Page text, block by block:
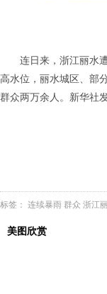
连日来，浙江丽水
高水位，丽水城区、部
群众两万余人。新华社
标签： 连续暴雨 群众 浙江
美图欣赏